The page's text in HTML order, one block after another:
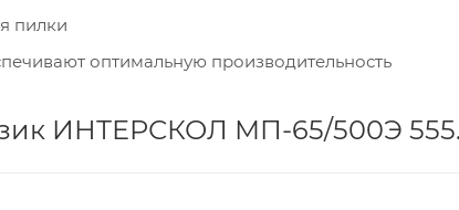
пилки
оптимальную производительность
ИНТЕРСКОЛ МП-65/500Э